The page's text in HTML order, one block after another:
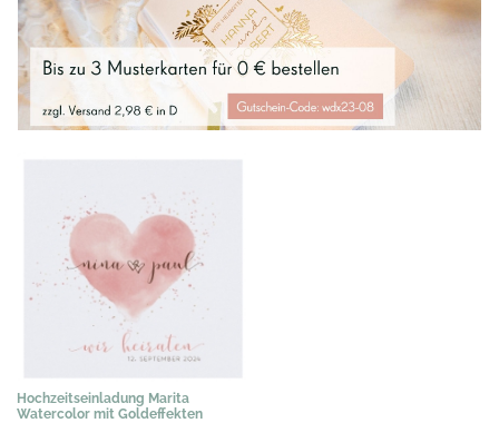
Hochzeitseinladung Marita
Watercolor mit Goldeffekten